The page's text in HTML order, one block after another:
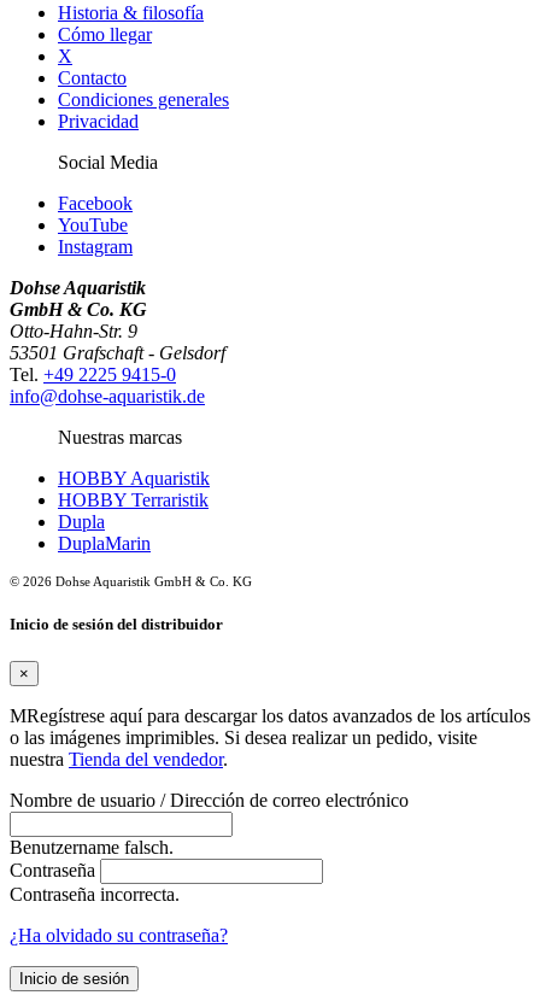
Historia & filosofía
Cómo llegar
X
Contacto
Condiciones generales
Privacidad
Social Media
Facebook
YouTube
Instagram
Dohse Aquaristik
GmbH & Co. KG
Otto-Hahn-Str. 9
53501 Grafschaft - Gelsdorf
Tel. +49 2225 9415-0
info@dohse-aquaristik.de
Nuestras marcas
HOBBY Aquaristik
HOBBY Terraristik
Dupla
DuplaMarin
© 2026 Dohse Aquaristik GmbH & Co. KG
Inicio de sesión del distribuidor
×
MRegístrese aquí para descargar los datos avanzados de los artículos
o las imágenes imprimibles. Si desea realizar un pedido, visite
nuestra Tienda del vendedor.
Nombre de usuario / Dirección de correo electrónico
Benutzername falsch.
Contraseña
Contraseña incorrecta.
¿Ha olvidado su contraseña?
Inicio de sesión